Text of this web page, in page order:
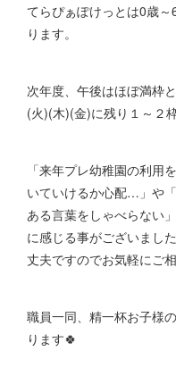
てらぴぁぽけっとは0歳
ります。
次年度、午後はほぼ満枠
(火)(木)(金)に残り１～２
「来年プレ幼稚園の利用
いていけるか心配…」や
ある言葉をしゃべらない
に感じる事がございまし
丈夫ですのでお気軽にご
職員一同、精一杯お子様
ります🍀